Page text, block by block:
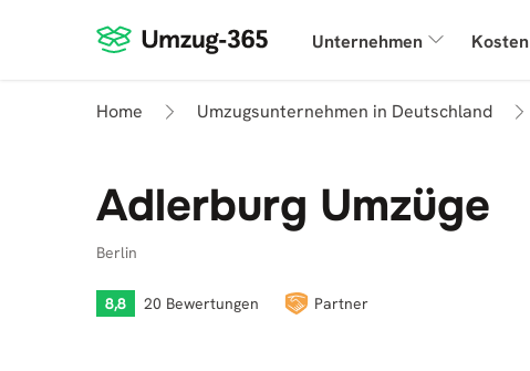
Unternehmen Kosten
Home Umzugsunternehmen in Deutschland
Adlerburg Umzüge
Berlin
8,8 20 Bewertungen Partner